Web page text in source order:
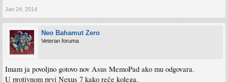
Jan 24, 2014
Neo Bahamut Zero
Veteran foruma
Imam ja povoljno gotovo nov Asus MemoPad ako mu odgovara.
U protivnom prvi Nexus 7 kako reče kolega.